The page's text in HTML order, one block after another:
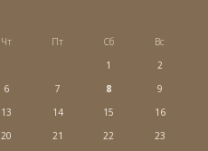
Чт Пт Сб
Вс
1
2
6 7 8
9
13 14 15
16
20 21 22
23